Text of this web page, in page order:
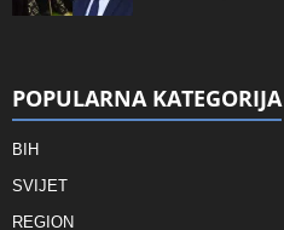
POPULARNA KATEGORIJA
BIH
SVIJET
REGION